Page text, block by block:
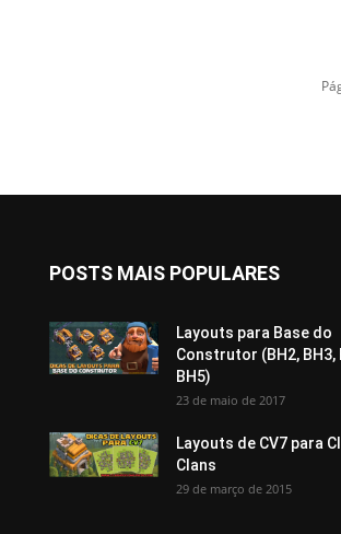
POSTS MAIS POPULARES
Layouts para Base do
Construtor (BH2, BH3,
BH5)
23 de maio de 2017
Layouts de CV7 para
Clans
29 de março de 2015